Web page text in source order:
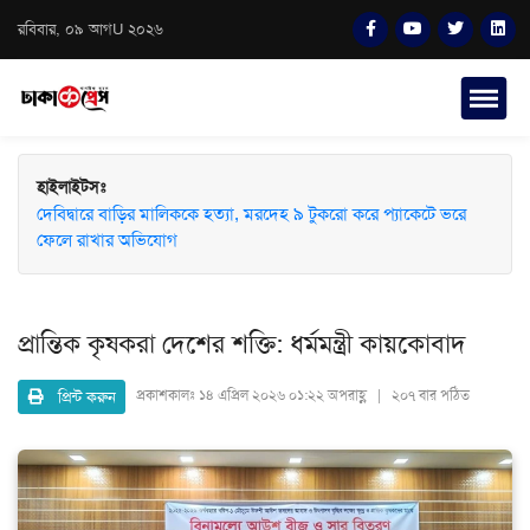
রবিবার, ০৯ আগU ২০২৬
হাইলাইটসঃ
দেবিদ্বারে বাড়ির মালিককে হত্যা, মরদেহ ৯ টুকরো করে প্যাকেটে ভরে
ফেলে রাখার অভিযোগ
প্রান্তিক কৃষকরা দেশের শক্তি: ধর্মমন্ত্রী কায়কোবাদ
প্রিন্ট করুন প্রকাশকালঃ ১৪ এপ্রিল ২০২৬ ০১:২২ অপরাহ্ণ | ২০৭ বার পঠিত